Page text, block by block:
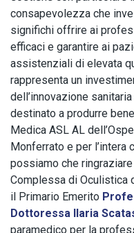
consapevolezza che
significhi offrire ai
efficaci e garantire ai
assistenziali di elevata
rappresenta un
dell’innovazione
destinato a produrre
Medica ASL AL
Monferrato e per l’intera
possiamo che
Complessa di Oculistica
il Primario Emerito
Dottoressa Ilaria
paramedico per la